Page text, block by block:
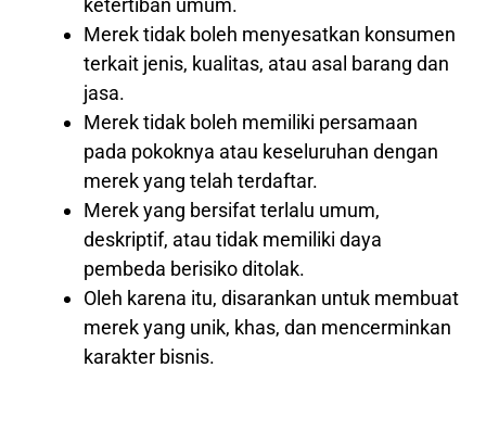
ketertiban umum.
Merek tidak boleh menyesatkan konsumen
terkait jenis, kualitas, atau asal barang dan
jasa.
Merek tidak boleh memiliki persamaan
pada pokoknya atau keseluruhan dengan
merek yang telah terdaftar.
Merek yang bersifat terlalu umum,
deskriptif, atau tidak memiliki daya
pembeda berisiko ditolak.
Oleh karena itu, disarankan untuk membuat
merek yang unik, khas, dan mencerminkan
karakter bisnis.